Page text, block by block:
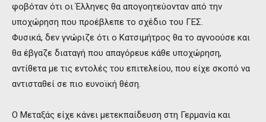
φοβόταν ότι οι Έλληνες θα απογοητεύονταν από την
υποχώρηση που προέβλεπε το σχέδιο του ΓΕΣ.
Φυσικά, δεν γνώριζε ότι ο Κατσιμήτρος θα το αγνοούσε και
θα έβγαζε διαταγή που απαγόρευε κάθε υποχώρηση,
αντίθετα με τις εντολές του επιτελείου, που είχε σκοπό να
αντισταθεί σε πιο ευνοϊκή θέση.
Ο Μεταξάς είχε κάνει μετεκπαίδευση στη Γερμανία και